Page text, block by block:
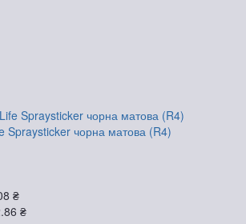
Spraysticker чорна матова (R4)
₴
₴